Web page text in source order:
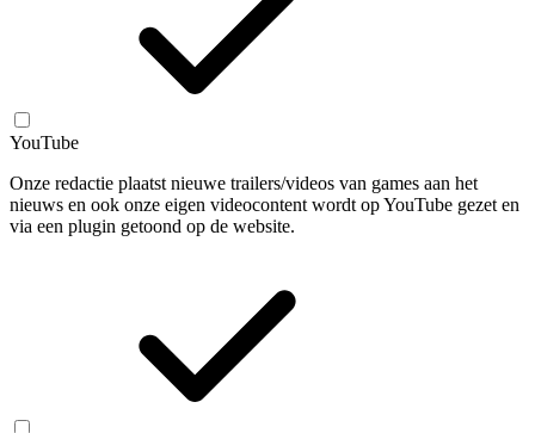
YouTube
Onze redactie plaatst nieuwe trailers/videos van games aan het
nieuws en ook onze eigen videocontent wordt op YouTube gezet en
via een plugin getoond op de website.